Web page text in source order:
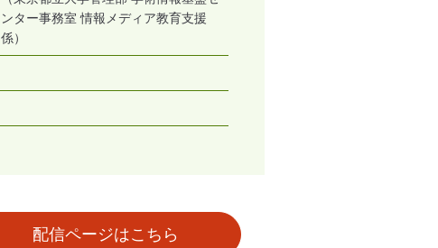
ンター事務室 情報メディア教育支援
係）
配信ページはこちら